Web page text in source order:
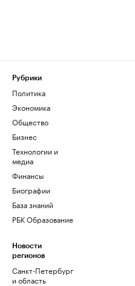
Рубрики
Политика
Экономика
Общество
Бизнес
Технологии и
медиа
Финансы
Биографии
База знаний
РБК Образование
Новости
регионов
Санкт-Петербург
и область